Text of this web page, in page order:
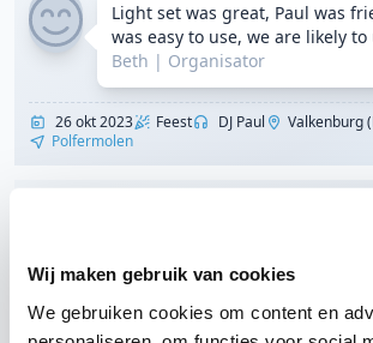
Wij maken gebruik van cookies
We gebruiken cookies om content en
Light set was great, Paul was
was easy to use, we are likely to
Beth | Organisator
26 okt 2023 Feest DJ Paul
Valkenburg
Polfermolen
(Onze klant heeft geen nadere
geschreven)- Jan|Organisator